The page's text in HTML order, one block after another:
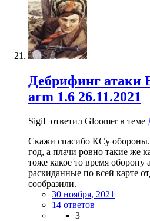
Дебрифинг атаки
arm 1.6 26.11.2021
SigiL ответил Gloomer в теме
Скажи спасибо КСу
год, а плачи ровно такие же
тоже какое то время оборону
раскиданные по всей карте
сообразили.
30 ноября, 2021
14 ответов
3